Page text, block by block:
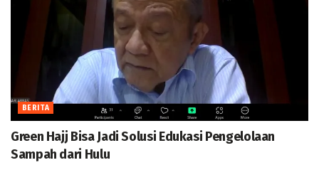
BERITA
Green Hajj Bisa Jadi Solusi Edukasi Pengelolaan
Sampah dari Hulu